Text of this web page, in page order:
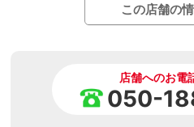
この店舗の
店舗へのお電
050-